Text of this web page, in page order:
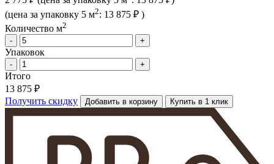
(цена за упаковку 5 м2: 13 875 ₽ )
Количество м2
-
+
Упаковок
- +
Итого
13 875 ₽
Получить скидку
Добавить в корзину Купить в 1 клик